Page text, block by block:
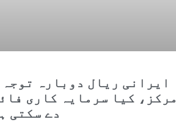
ایرانی ریال دوبارہ توجہ
مرکز، کیا سرمایہ کاری
دے سکتی